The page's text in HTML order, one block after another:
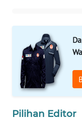
Pilihan Editor
WAHANA
OTOMOTIF
WAHANA
HEALTH
WAHANA